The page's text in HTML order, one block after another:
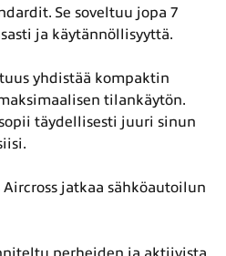
Se soveltuu jopa 7
ja käytännöllisyyttä.
yhdistää kompaktin
tilankäytön.
täydellisesti juuri sinun
jatkaa sähköautoilun